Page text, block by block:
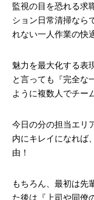
監視の目を恐れる求
ション日常清掃なら
れない一人作業の快
魅力を最大化する表
と言っても『完全な
ように複数人でチー
今日の分の担当エリ
内にキレイになれば
由！
もちろん、最初は先
た後は『上司や同僚